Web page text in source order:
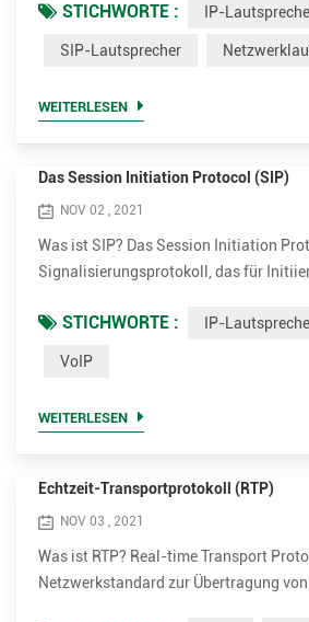
Bandbreite weitestgehend reduzieren
extrem hohe Klangqualität
und allgemeines Audio in einem ...
STICHWORTE : IP-
SIP-Lautsprecher
WEITERLESEN
Das Session Initiation Protocol (SIP)
NOV 02 , 2021
Was ist SIP? Das Session Initiation
Signalisierungsprotokoll, das für
Messaging-Anwendungen umfassen.
des Voice Over Internet Protocol (VoIP).
Descriptio...
STICHWORTE : IP-
VoIP
WEITERLESEN
Echtzeit-Transportprotokoll (RTP)
NOV 03 , 2021
Was ist RTP? Real-time Transport
Netzwerkstandard zur Übertragung